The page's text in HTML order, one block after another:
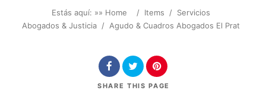
Estás aquí: »» Home / Items / Servicios
Abogados & Justicia / Agudo & Cuadros Abogados El Prat
SHARE THIS PAGE